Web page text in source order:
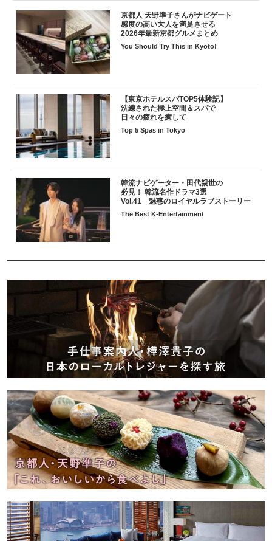
京都人 天野準子さんがナビゲート
感度の高い大人を満足させる
2026年最新京都グルメまとめ
You Should Try This in Kyoto!
【東京ホテルスパTOP5体験記】
洗練された極上空間＆スパで
日々の疲れを癒して
Top 5 Spas in Tokyo
韓流ナビゲーター・田代親世の
必見！ 韓流名作ドラマ3選
Vol.41 魅惑のロイヤルラブストーリー
The Best K-Entertainment